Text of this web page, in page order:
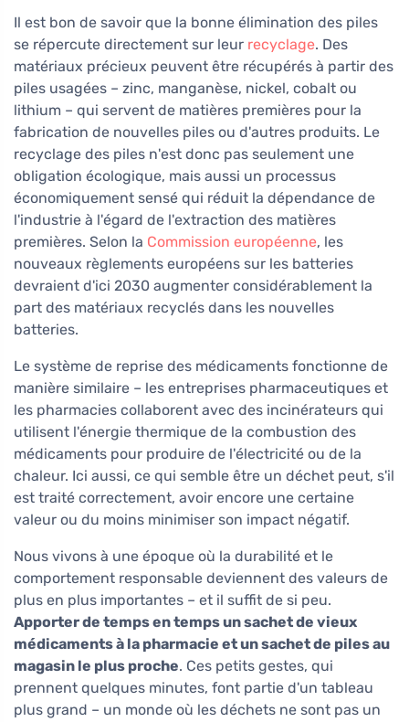
Il est bon de savoir que la bonne élimination des piles
se répercute directement sur leur recyclage. Des
matériaux précieux peuvent être récupérés à partir des
piles usagées – zinc, manganèse, nickel, cobalt ou
lithium – qui servent de matières premières pour la
fabrication de nouvelles piles ou d'autres produits. Le
recyclage des piles n'est donc pas seulement une
obligation écologique, mais aussi un processus
économiquement sensé qui réduit la dépendance de
l'industrie à l'égard de l'extraction des matières
premières. Selon la Commission européenne, les
nouveaux règlements européens sur les batteries
devraient d'ici 2030 augmenter considérablement la
part des matériaux recyclés dans les nouvelles
batteries.
Le système de reprise des médicaments fonctionne de
manière similaire – les entreprises pharmaceutiques et
les pharmacies collaborent avec des incinérateurs qui
utilisent l'énergie thermique de la combustion des
médicaments pour produire de l'électricité ou de la
chaleur. Ici aussi, ce qui semble être un déchet peut, s'il
est traité correctement, avoir encore une certaine
valeur ou du moins minimiser son impact négatif.
Nous vivons à une époque où la durabilité et le
comportement responsable deviennent des valeurs de
plus en plus importantes – et il suffit de si peu.
Apporter de temps en temps un sachet de vieux
médicaments à la pharmacie et un sachet de piles au
magasin le plus proche. Ces petits gestes, qui
prennent quelques minutes, font partie d'un tableau
plus grand – un monde où les déchets ne sont pas un